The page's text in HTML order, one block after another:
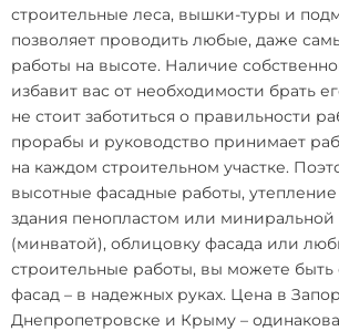
строительные леса, вышки-туры и
позволяет проводить любые, даже
работы на высоте. Наличие
избавит вас от необходимости брать
не стоит заботиться о правильности
прорабы и руководство принимает
на каждом строительном участке.
высотные фасадные работы,
здания пенопластом или миниральной
(минватой), облицовку фасада или
строительные работы, вы можете
фасад – в надежных руках. Цена в
Днепропетровске и Крыму –